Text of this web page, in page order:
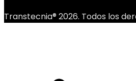
Transtecnia® 2026. Todos los